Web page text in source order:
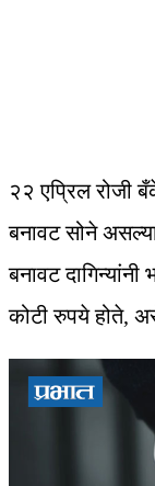
२२ एप्रिल रोजी
बनावट सोने
बनावट
कोटी रुपये होते,